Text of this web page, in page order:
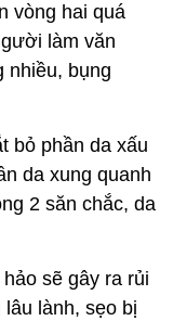
vòng hai quá
làm văn
nhiều, bụng
bỏ phần da xấu
da xung quanh
2 săn chắc, da
sẽ gây ra rủi
lành, sẹo bị